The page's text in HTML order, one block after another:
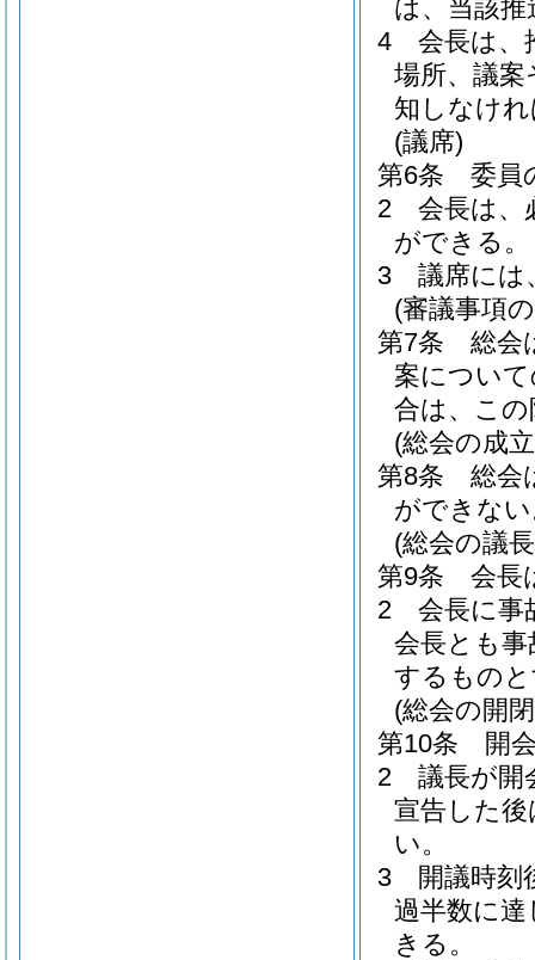
は、当該
4
会長は、
場所、議
知しなけ
(議席)
第6条
委員
2
会長は、
ができる。
3
議席には
(審議事項
第7条
総会
案につい
合は、こ
(総会の成
第8条
総会
ができな
(総会の議
第9条
会長
2
会長に事
会長とも
するもの
(総会の開
第10条
開
2
議長が開
宣告した
い。
3
開議時刻
過半数に
きる。